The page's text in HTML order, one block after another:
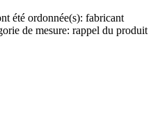
été ordonnée(s): fabricant
de mesure: rappel du produit